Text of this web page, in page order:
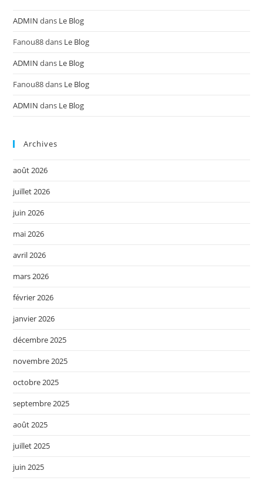
ADMIN dans Le Blog
Fanou88dans Le Blog
ADMIN dans Le Blog
Fanou88dans Le Blog
ADMIN dans Le Blog
Archives
août 2026
juillet 2026
juin 2026
mai 2026
avril 2026
mars 2026
février 2026
janvier 2026
décembre 2025
novembre 2025
octobre 2025
septembre 2025
août 2025
juillet 2025
juin 2025